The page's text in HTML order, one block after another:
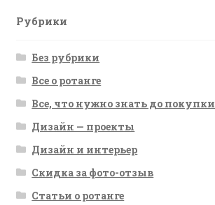
Рубрики
Без рубрики
Все о ротанге
Все, что нужно знать до покупки
Дизайн — проекты
Дизайн и интерьер
Скидка за фото-отзыв
Статьи о ротанге